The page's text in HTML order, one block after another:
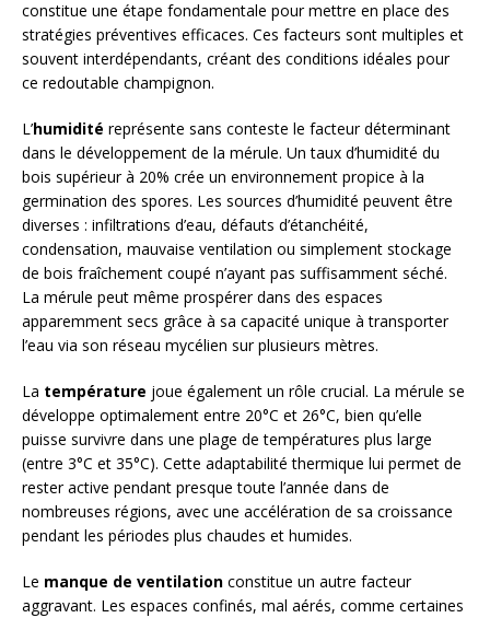
constitue une étape fondamentale pour mettre en place des
stratégies préventives efficaces. Ces facteurs sont multiples et
souvent interdépendants, créant des conditions idéales pour
ce redoutable champignon.
L’humidité représente sans conteste le facteur déterminant
dans le développement de la mérule. Un taux d’humidité du
bois supérieur à 20% crée un environnement propice à la
germination des spores. Les sources d’humidité peuvent être
diverses : infiltrations d’eau, défauts d’étanchéité,
condensation, mauvaise ventilation ou simplement stockage
de bois fraîchement coupé n’ayant pas suffisamment séché.
La mérule peut même prospérer dans des espaces
apparemment secs grâce à sa capacité unique à transporter
l’eau via son réseau mycélien sur plusieurs mètres.
La température joue également un rôle crucial. La mérule se
développe optimalement entre 20°C et 26°C, bien qu’elle
puisse survivre dans une plage de températures plus large
(entre 3°C et 35°C). Cette adaptabilité thermique lui permet de
rester active pendant presque toute l’année dans de
nombreuses régions, avec une accélération de sa croissance
pendant les périodes plus chaudes et humides.
Le manque de ventilation constitue un autre facteur
aggravant. Les espaces confinés, mal aérés, comme certaines